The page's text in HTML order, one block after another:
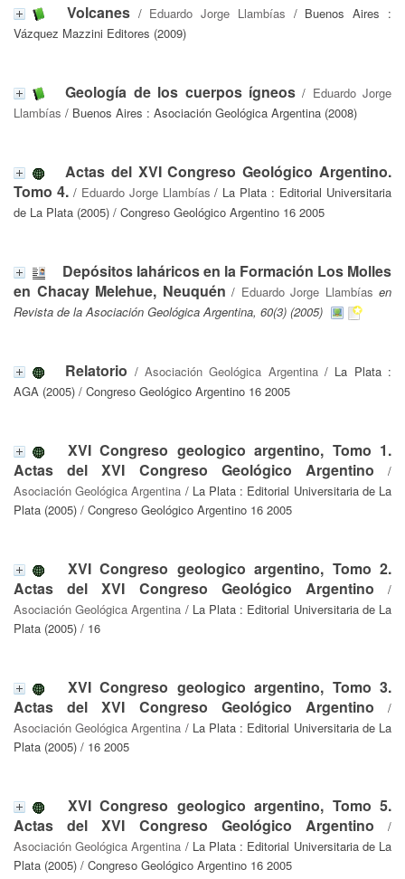
Volcanes/ Eduardo Jorge Llambías / Buenos Aires :
Vázquez Mazzini Editores (2009)
Geología de los cuerpos ígneos/ Eduardo Jorge
Llambías / Buenos Aires : Asociación Geológica Argentina (2008)
Actas del XVI Congreso Geológico Argentino.
Tomo 4./ Eduardo Jorge Llambías / La Plata : Editorial Universitaria
de La Plata (2005) / Congreso Geológico Argentino 16 2005
Depósitos laháricos en la Formación Los Molles
en Chacay Melehue, Neuquén / Eduardo Jorge Llambías en
Revista de la Asociación Geológica Argentina, 60(3) (2005)
Relatorio /Asociación Geológica Argentina/ La Plata :
AGA (2005) / Congreso Geológico Argentino 16 2005
XVI Congreso geologico argentino, Tomo 1.
Actas del XVI Congreso Geológico Argentino /
Asociación Geológica Argentina / La Plata : Editorial Universitaria de La
Plata (2005) / Congreso Geológico Argentino 16 2005
XVI Congreso geologico argentino, Tomo 2.
Actas del XVI Congreso Geológico Argentino /
Asociación Geológica Argentina / La Plata : Editorial Universitaria de La
Plata (2005) / 16
XVI Congreso geologico argentino, Tomo 3.
Actas del XVI Congreso Geológico Argentino /
Asociación Geológica Argentina / La Plata : Editorial Universitaria de La
Plata (2005) / 16 2005
XVI Congreso geologico argentino, Tomo 5.
Actas del XVI Congreso Geológico Argentino /
Asociación Geológica Argentina / La Plata : Editorial Universitaria de La
Plata (2005) / Congreso Geológico Argentino 16 2005